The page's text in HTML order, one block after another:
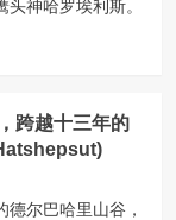
神哈罗埃利斯。
跨越十三年的
尔巴哈里山谷，